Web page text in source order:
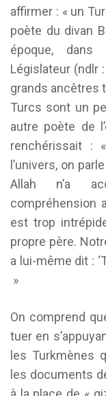
affirmer : « un
poète du divan
époque,
Législateur (ndlr
grands ancêtres
Turcs sont un
autre poète de
renchérissait :
l’univers, on
Allah n’a
compréhension
est trop
propre père.
a lui-même dit :
»
On comprend
tuer en
les Turkmènes
les documents